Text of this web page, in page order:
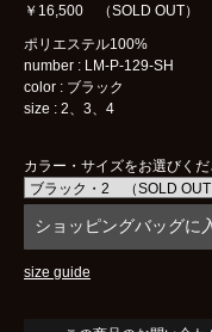
￥16,500 （SOLD OUT）
ポリエステル100%
number : LM-P-129-SH
color : ブラック
size : 2、3、4
カラー・サイズをお選びく
size guide